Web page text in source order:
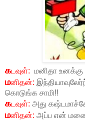
கடவுள்: மனிதா
மனிதன்:
கொடுங்க சாமி!!
கடவுள்: அது
மனிதன்: அப்ப என்